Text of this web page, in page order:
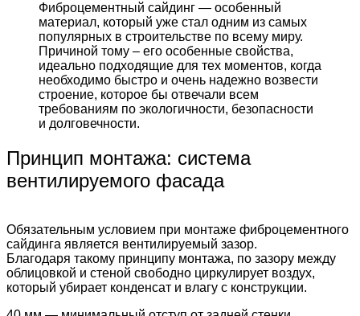
Фиброцементный сайдинг — особенный
материал, который уже стал одним из самых
популярных в строительстве по всему миру.
Причиной тому – его особенные свойства,
идеально подходящие для тех моментов, когда
необходимо быстро и очень надежно возвести
строение, которое бы отвечали всем
требованиям по экологичности, безопасности
и долговечности.
Принцип монтажа: система
вентилируемого фасада
Обязательным условием при монтаже фиброцементного
сайдинга является вентилируемый зазор.
Благодаря такому принципу монтажа, по зазору между
облицовкой и стеной свободно циркулирует воздух,
который убирает конденсат и влагу с конструкции.